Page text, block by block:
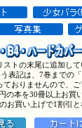
ストの末尾に追加して
表記は、7巻までの
おりませんので、ご
の本を30冊以上お買
お買い上げで1割引と